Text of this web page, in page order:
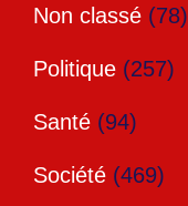
Non classé (78)
Politique (257)
Santé (94)
Société (469)